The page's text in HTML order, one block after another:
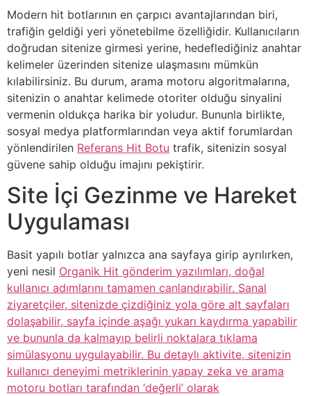
Modern hit botlarının en çarpıcı avantajlarından biri,
trafiğin geldiği yeri yönetebilme özelliğidir. Kullanıcıların
doğrudan sitenize girmesi yerine, hedeflediğiniz anahtar
kelimeler üzerinden sitenize ulaşmasını mümkün
kılabilirsiniz. Bu durum, arama motoru algoritmalarına,
sitenizin o anahtar kelimede otoriter olduğu sinyalini
vermenin oldukça harika bir yoludur. Bununla birlikte,
sosyal medya platformlarından veya aktif forumlardan
yönlendirilen Referans Hit Botu trafik, sitenizin sosyal
güvene sahip olduğu imajını pekiştirir.
Site İçi Gezinme ve Hareket
Uygulaması
Basit yapılı botlar yalnızca ana sayfaya girip ayrılırken,
yeni nesil Organik Hit gönderim yazılımları, doğal
kullanıcı adımlarını tamamen canlandırabilir. Sanal
ziyaretçiler, sitenizde çizdiğiniz yola göre alt sayfaları
dolaşabilir, sayfa içinde aşağı yukarı kaydırma yapabilir
ve bununla da kalmayıp belirli noktalara tıklama
simülasyonu uygulayabilir. Bu detaylı aktivite, sitenizin
kullanıcı deneyimi metriklerinin yapay zeka ve arama
motoru botları tarafından ‘değerli’ olarak